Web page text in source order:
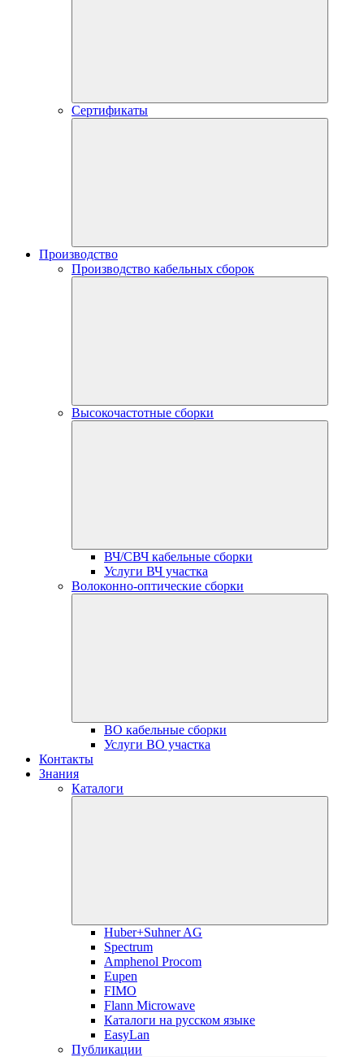
Сертификаты
Производство
Производство кабельных сборок
Высокочастотные сборки
ВЧ/СВЧ кабельные сборки
Услуги ВЧ участка
Волоконно-оптические сборки
ВО кабельные сборки
Услуги ВО участка
Контакты
Знания
Каталоги
Huber+Suhner AG
Spectrum
Amphenol Procom
Eupen
FIMO
Flann Microwave
Каталоги на русском языке
EasyLan
Публикации